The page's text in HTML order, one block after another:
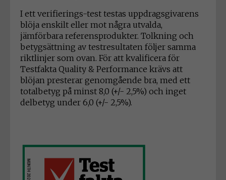
I ett verifierings-test testas uppdragsgivarens
blöja enskilt eller mot några utvalda,
jämförbara referensprodukter. Tolkning och
betygsättning av testresultaten följer samma
riktlinjer som ovan. För att kvalificera för
Testfakta Quality & Performance krävs att
blöjan presterar genomgående bra, med ett
totalbetyg på minst 8,0 (+/- 2,5%) och inget
delbetyg under 6,0 (+/- 2,5%).